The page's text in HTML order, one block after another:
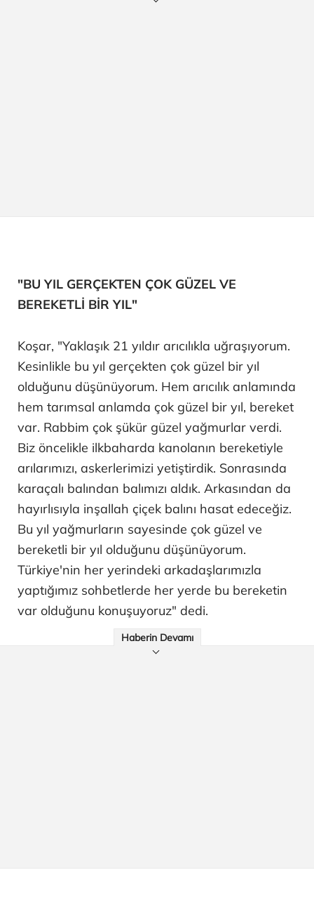
"BU YIL GERÇEKTEN ÇOK GÜZEL VE
BEREKETLİ BİR YIL"
Koşar, "Yaklaşık 21 yıldır arıcılıkla uğraşıyorum.
Kesinlikle bu yıl gerçekten çok güzel bir yıl
olduğunu düşünüyorum. Hem arıcılık anlamında
hem tarımsal anlamda çok güzel bir yıl, bereket
var. Rabbim çok şükür güzel yağmurlar verdi.
Biz öncelikle ilkbaharda kanolanın bereketiyle
arılarımızı, askerlerimizi yetiştirdik. Sonrasında
karaçalı balından balımızı aldık. Arkasından da
hayırlısıyla inşallah çiçek balını hasat edeceğiz.
Bu yıl yağmurların sayesinde çok güzel ve
bereketli bir yıl olduğunu düşünüyorum.
Türkiye'nin her yerindeki arkadaşlarımızla
yaptığımız sohbetlerde her yerde bu bereketin
var olduğunu konuşuyoruz" dedi.
Haberin Devamı